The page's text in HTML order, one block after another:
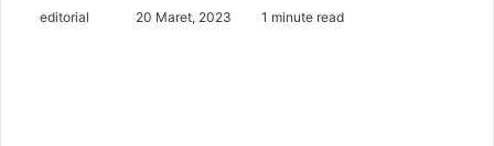
editorial 20 Maret, 2023 1 minute read